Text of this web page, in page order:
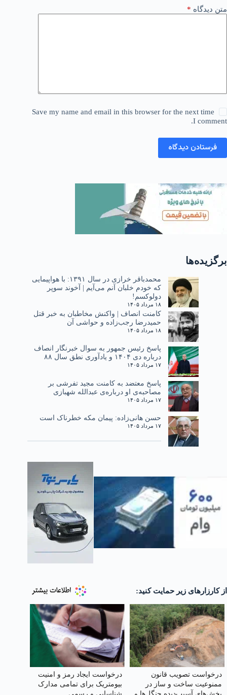
متن دیدگاه *
Save my name and email in this browser for the next time
I comment.
فرستادن دیدگاه
برگزیده‌ها
محمدباقر خرازی در سال ۱۳۹۱: با هواپیمایی
که خودم خلبان آنم می‌آیم | آخوند سوپر
دولوکسم!
۱۸ مرداد ۱۴۰۵
کامنت انصاف | واکنش مخاطبان به خبر قتل
حمیدرضا رجب‌زاده و حواشی آن
۱۸ مرداد ۱۴۰۵
پاسخ رئیس جمهور به سوال خبرنگار انصاف
درباره دی ۱۴۰۴ و یادآوری نطق سال ۸۸
۱۷ مرداد ۱۴۰۵
پاسخ معتضد به کامنت مجید تفرشی بر
مصاحبه‌ی او درباره‌ی عبدالله شهبازی
۱۷ مرداد ۱۴۰۵
حسن هانی‌زاده: پیمان مکه خطرناک است
۱۷ مرداد ۱۴۰۵
از کارزارهای زیر حمایت کنید:
درخواست تصویب قانون
ممنوعیت ساخت و ساز در
درخواست ایجاد رمز و امنیت
بیومتریک برای تمامی مدارک